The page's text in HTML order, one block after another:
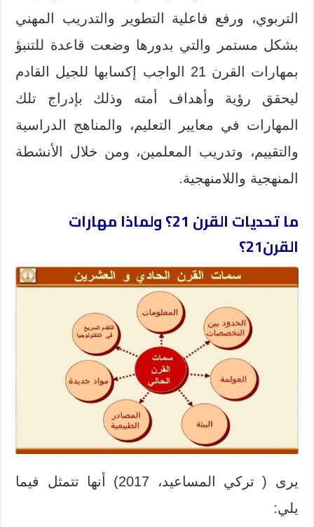
التربوي، ورفع فاعلية التطوير والتدريب المهني
بشكل مستمر والتي بدورها وضعت قاعدة للتنبؤ
بمهارات القرن 21 الواجب إكسابها للجيل القادم
ليحقق رؤية وأهداف أمته وذلك بإدراج تلك
المهارات في معايير التعليم، والمناهج الدراسية
والتقييم، وتدريب المعلمين، ومن خلال الأنشطة
المنهجية واللامنهجية.
ما تحديات القرن 21؟ ولماذا مهارات
القرن21؟
يرى ( تركي المساعيد، 2017) أنها تتمثل فيما
يلي: